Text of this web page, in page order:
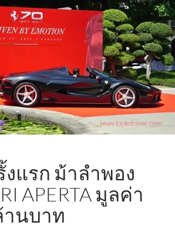
งแรก ม้าลำพอง
APERTA มูลค่า
านบาท